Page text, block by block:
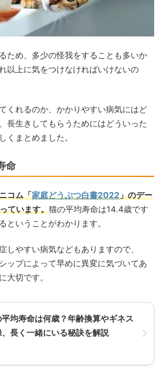
ため、多少の怪我をすることも多いか
以上に気をつけなければいけないの
くれるのか、かかりやすい病気にはど
長生きしてもらうためにはどういった
くまとめました。
命
コム「家庭どうぶつ白書2022」のデー
ています。猫の平均寿命は14.4歳です
ということがわかります。
しやすい病気などもありますので、
ップによって早めに異変に気づいてあ
大切です。
均寿命は何歳？年齢換算やギネス
長く一緒にいる秘訣を解説